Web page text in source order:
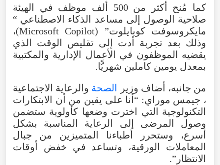
كما
مُنح أكثر من 500 ألف موظف في
الهيئة
صلاحية
الوصول إلى مساعد الذكاء الاصطناعي “
مايكروسوفت
كوبايلوت” (
Microsoft Copilot
)،
وذلك بعد تجربة أدت إلى تقليص الوقت
الذي
يقضيه
الموظفون في الأعمال الإدارية والمكتبية
بمعدل يومين كاملين شهريًّا.
من جانبه، أضاف وزير الصحة والرعاية الاجتماعية
، جيمس موراي: “ أنا على يقين من أن
الابتكارات
التكنولوجية
التي اخترت وضعها كأولوية ستضمن
وصول
المرضى إلى الرعاية المناسبة
بشكل
أسرع، وستحرر أطباءنا المتميزين من
جبال
المعاملات
الورقية، وتساعد في خفض
أوقات
الانتظار ”.